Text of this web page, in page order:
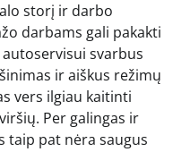
storį ir darbo
darbams gali pakakti
svarbus
ir aiškus režimų
vers ilgiau kaitinti
Per galingas ir
taip pat nėra saugus